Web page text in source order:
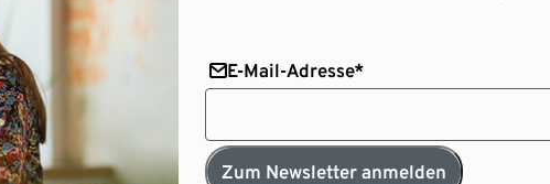
E-Mail-Adresse*
Zum Newsletter anmelden